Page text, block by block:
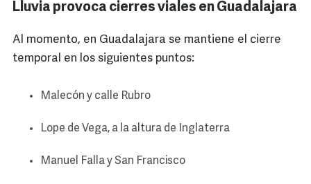
Lluvia provoca cierres viales en Guadalajara
Al momento, en Guadalajara se mantiene el cierre
temporal en los siguientes puntos:
Malecón y calle Rubro
Lope de Vega, a la altura de Inglaterra
Manuel Falla y San Francisco